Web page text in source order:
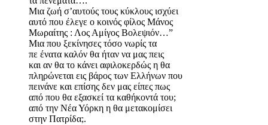
Μια ζωή σ’αυτούς τους κύκλους ισχύει
αυτό που έλεγε ο κοινός φίλος Μάνος
Μωραίτης : Λος Αμίγος Βολεψιόν…”
Μια που ξεκίνησες τόσο νωρίς τα
πε ένατα καλόν θα ήταν να μας πεις
και αν θα το κάνει αφιλοκερδώς η θα
πληρώνεται εις βάρος των Ελλήνων που
πεινάνε και επίσης δεν μας είπες πως
από που θα εξασκεί τα καθήκοντά του;
από την Νέα Υόρκη η θα μετακομίσει
στην Πατρίδα;.